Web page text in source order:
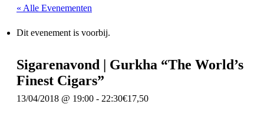
« Alle Evenementen
Dit evenement is voorbij.
Sigarenavond | Gurkha “The World’s
Finest Cigars”
13/04/2018 @ 19:00 - 22:30€17,50